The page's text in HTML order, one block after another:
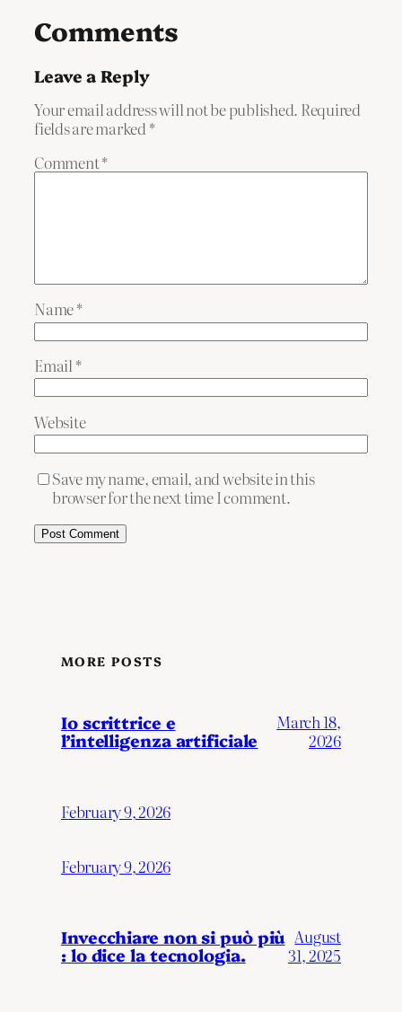
Comments
Leave a Reply
Your email address will not be published. Required
fields are marked *
Comment*
Name*
Email *
Website
Save my name, email, and website in this
browser for the next time I comment.
MORE POSTS
Io scrittrice e
l’intelligenza artificiale
March 18,
2026
February 9, 2026
February 9, 2026
Invecchiare non si può più
: lo dice la tecnologia.
August
31, 2025